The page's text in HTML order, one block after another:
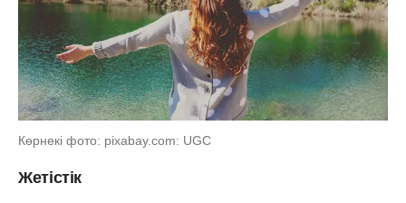
Көрнекі фото: pixabay.com: UGC
Жетістік